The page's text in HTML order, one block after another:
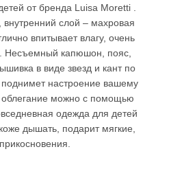
цена
составляла
9980₽.
цена:
3990₽.
от бренда Luisa Moretti .
слой – махровая
впитывает влагу, очень
Несъемный капюшон, пояс,
в виде звезд и кант по
настроение вашему
облегание можно с помощью
одежда для детей
дышать, подарит мягкие,